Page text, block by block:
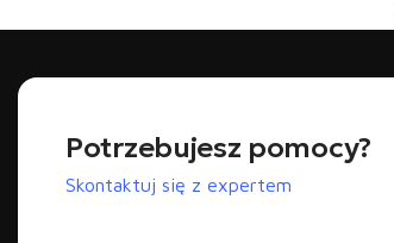
Potrzebujesz pomocy?
Skontaktuj się z expertem